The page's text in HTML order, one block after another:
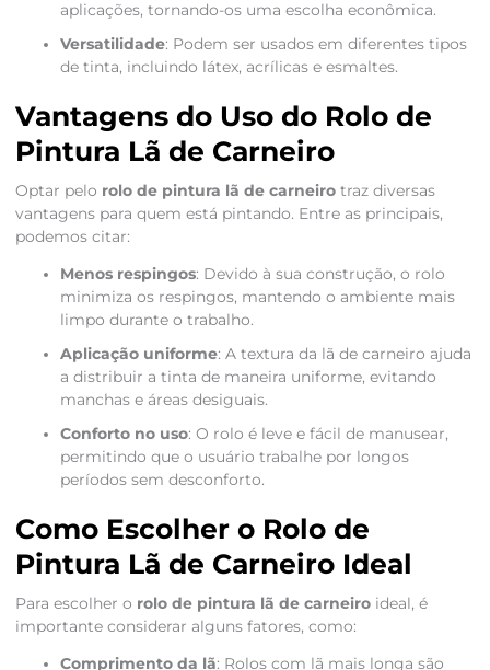
aplicações, tornando-os uma escolha econômica.
Versatilidade: Podem ser usados em diferentes tipos
de tinta, incluindo látex, acrílicas e esmaltes.
Vantagens do Uso do Rolo de
Pintura Lã de Carneiro
Optar pelo rolo de pintura lã de carneirotraz diversas
vantagens para quem está pintando. Entre as principais,
podemos citar:
Menos respingos: Devido à sua construção, o rolo
minimiza os respingos, mantendo o ambiente mais
limpo durante o trabalho.
Aplicação uniforme: A textura da lã de carneiro ajuda
a distribuir a tinta de maneira uniforme, evitando
manchas e áreas desiguais.
Conforto no uso: O rolo é leve e fácil de manusear,
permitindo que o usuário trabalhe por longos
períodos sem desconforto.
Como Escolher o Rolo de
Pintura Lã de Carneiro Ideal
Para escolher o rolo de pintura lã de carneiroideal, é
importante considerar alguns fatores, como:
Comprimento da lã: Rolos com lã mais longa são